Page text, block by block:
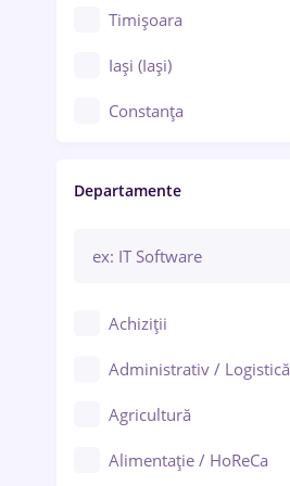
Timișoara
Iași (Iași)
Constanța
Brașov
Bacău
Galați (Galați)
Ploiești
Departamente
Achiziții
Administrativ / Logistică
Agricultură
Alimentație / HoReCa